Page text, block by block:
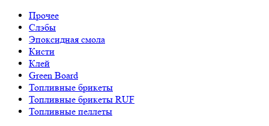
Прочее
Слэбы
Эпоксидная смола
Кисти
Клей
Green Board
Топливные брикеты
Топливные брикеты RUF
Топливные пеллеты